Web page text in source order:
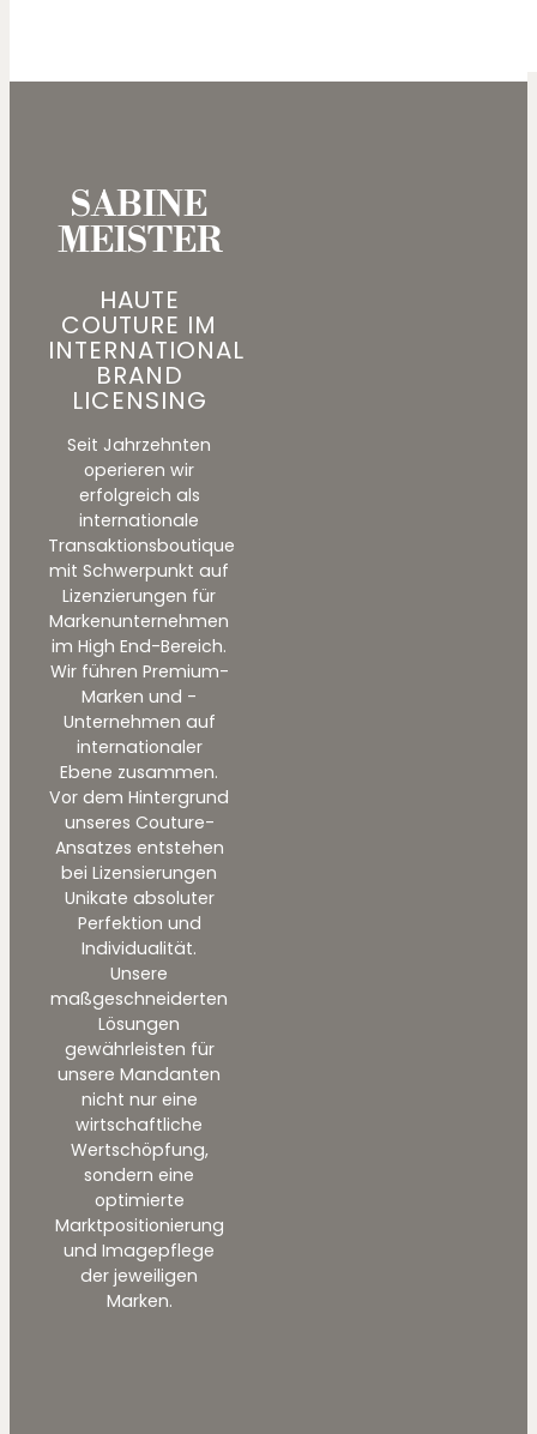
SABINE
MEISTER
HAUTE
COUTURE IM
INTERNATIONAL
BRAND
LICENSING
Seit Jahrzehnten
operieren wir
erfolgreich als
internationale
Transaktionsboutique
mit Schwerpunkt auf
Lizenzierungen für
Markenunternehmen
im High End-Bereich.
Wir führen Premium-
Marken und -
Unternehmen auf
internationaler
Ebene zusammen.
Vor dem Hintergrund
unseres Couture-
Ansatzes entstehen
bei Lizensierungen
Unikate absoluter
Perfektion und
Individualität.
Unsere
maßgeschneiderten
Lösungen
gewährleisten für
unsere Mandanten
nicht nur eine
wirtschaftliche
Wertschöpfung,
sondern eine
optimierte
Marktpositionierung
und Imagepflege
der jeweiligen
Marken.